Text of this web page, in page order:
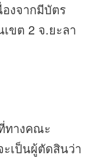
งจากมีบัตร
ขต 2 จ.ยะลา
ทางคณะ
ะเป็นผู้ตัดสินว่า